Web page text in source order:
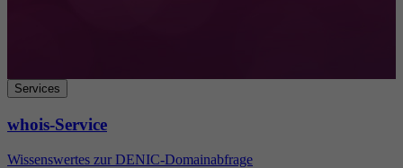
Services
whois-Service
Wissenswertes zur DENIC-Domainabfrage